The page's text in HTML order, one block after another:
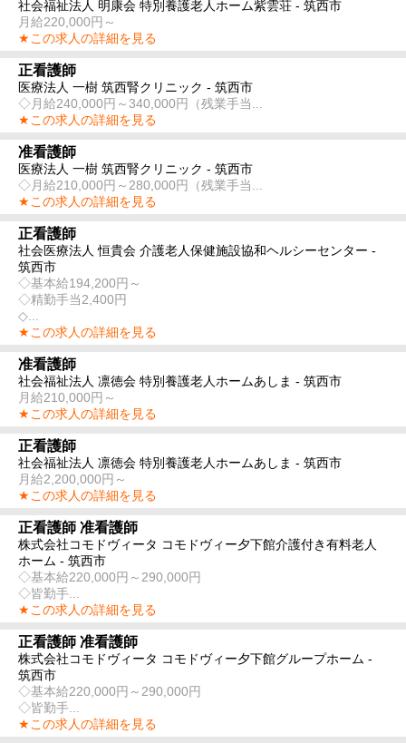
社会福祉法人 明康会 特別養護老人ホーム紫雲荘 - 筑西市
月給220,000円～
★この求人の詳細を見る
正看護師
医療法人 一樹 筑西腎クリニック - 筑西市
◇月給240,000円～340,000円（残業手当...
★この求人の詳細を見る
准看護師
医療法人 一樹 筑西腎クリニック - 筑西市
◇月給210,000円～280,000円（残業手当...
★この求人の詳細を見る
正看護師
社会医療法人 恒貴会 介護老人保健施設協和ヘルシーセンター -
筑西市
◇基本給194,200円～
◇精勤手当2,400円
◇...
★この求人の詳細を見る
准看護師
社会福祉法人 凛徳会 特別養護老人ホームあしま - 筑西市
月給210,000円～
★この求人の詳細を見る
正看護師
社会福祉法人 凛徳会 特別養護老人ホームあしま - 筑西市
月給2,200,000円～
★この求人の詳細を見る
正看護師 准看護師
株式会社コモドヴィータ コモドヴィー夕下館介護付き有料老人
ホーム - 筑西市
◇基本給220,000円～290,000円
◇皆勤手...
★この求人の詳細を見る
正看護師 准看護師
株式会社コモドヴィータ コモドヴィー夕下館グループホーム -
筑西市
◇基本給220,000円～290,000円
◇皆勤手...
★この求人の詳細を見る